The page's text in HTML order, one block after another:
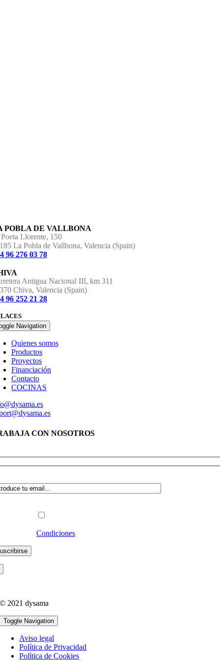
POBLA DE VALLBONA
Llorente, 150
La Pobla de Vallbona, Valencia (Spain)
96 276 03 78
Antigua Nacional III, km 311
Chiva, Valencia (Spain)
96 252 21 28
Navigation
Quienes somos
Productos
Proyectos
Financiación
Contacto
COCINAS
CON NOSOTROS
Condiciones
© 2021 dysama
Toggle Navigation
Aviso legal
Política de Privacidad
Política de Cookies